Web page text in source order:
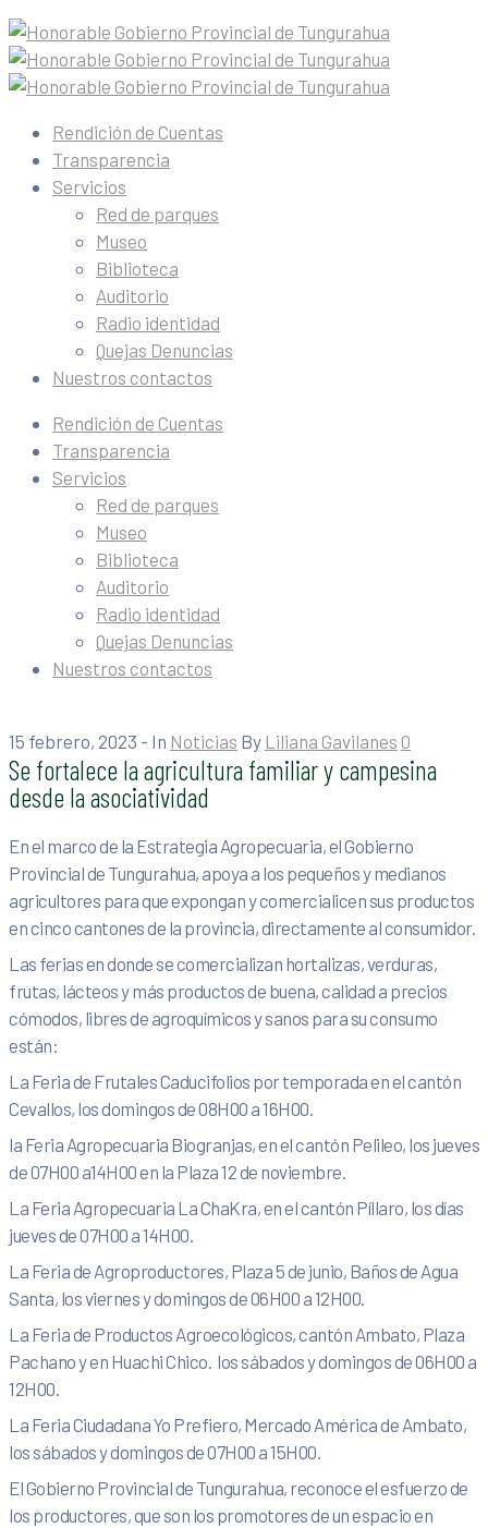
Rendición de Cuentas
Transparencia
Servicios
Red de parques
Museo
Biblioteca
Auditorio
Radio identidad
Quejas Denuncias
Nuestros contactos
Rendición de Cuentas
Transparencia
Servicios
Red de parques
Museo
Biblioteca
Auditorio
Radio identidad
Quejas Denuncias
Nuestros contactos
15 febrero, 2023 - In Noticias By Liliana Gavilanes 0
Se fortalece la agricultura familiar y campesina
desde la asociatividad
En el marco de la Estrategia Agropecuaria, el Gobierno
Provincial de Tungurahua, apoya a los pequeños y medianos
agricultores para que expongan y comercialicen sus productos
en cinco cantones de la provincia, directamente al consumidor.
Las ferias en donde se comercializan hortalizas, verduras,
frutas, lácteos y más productos de buena, calidad a precios
cómodos, libres de agroquímicos y sanos para su consumo
están:
La Feria de Frutales Caducifolios por temporada en el cantón
Cevallos, los domingos de 08H00 a 16H00.
la Feria Agropecuaria Biogranjas, en el cantón Pelileo, los jueves
de 07H00 a14H00 en la Plaza 12 de noviembre.
La Feria Agropecuaria La ChaKra, en el cantón Píllaro, los días
jueves de 07H00 a 14H00.
La Feria de Agroproductores, Plaza 5 de junio, Baños de Agua
Santa, los viernes y domingos de 06H00 a 12H00.
La Feria de Productos Agroecológicos, cantón Ambato, Plaza
Pachano y en Huachi Chico. los sábados y domingos de 06H00 a
12H00.
La Feria Ciudadana Yo Prefiero, Mercado América de Ambato,
los sábados y domingos de 07H00 a 15H00.
El Gobierno Provincial de Tungurahua, reconoce el esfuerzo de
los productores, que son los promotores de un espacio en